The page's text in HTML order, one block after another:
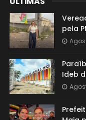
pela
Ideb